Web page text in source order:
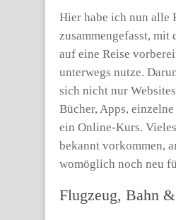
Hier habe ich nun alle
zusammengefasst, mit
auf eine Reise
unterwegs nutze.
sich nicht nur
Bücher, Apps,
ein Online-Kurs.
bekannt vorkommen,
womöglich noch neu
Flugzeug, Bahn